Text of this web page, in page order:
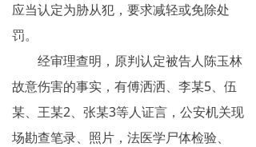
应当认定为胁从犯，要求减轻或免除处
罚。
经审理查明，原判认定被告人陈玉林
故意伤害的事实，有傅洒洒、李某5、伍
某、王某2、张某3等人证言，公安机关现
场勘查笔录、照片，法医学尸体检验、